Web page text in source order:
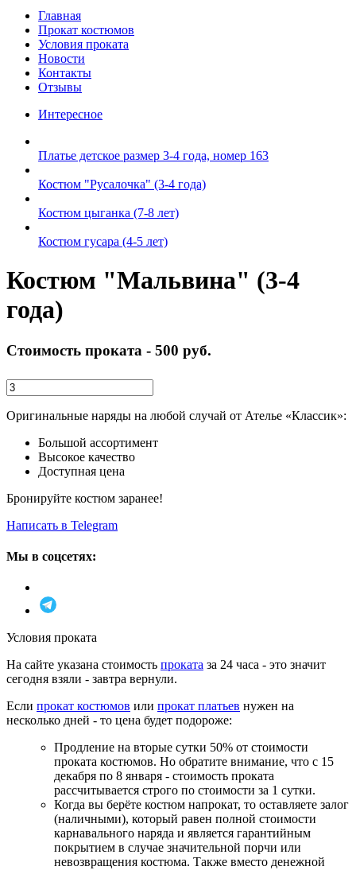
Главная
Прокат костюмов
Условия проката
Новости
Контакты
Отзывы
Интересное
Платье детское размер 3-4 года, номер 163
Костюм "Русалочка" (3-4 года)
Костюм цыганка (7-8 лет)
Костюм гусара (4-5 лет)
Костюм "Мальвина" (3-4
года)
Стоимость проката - 500 руб.
Оригинальные наряды на любой случай от Ателье «Классик»:
Большой ассортимент
Высокое качество
Доступная цена
Бронируйте костюм заранее!
Написать в Telegram
Мы в соцсетях:
Условия проката
На сайте указана стоимость проката за 24 часа - это значит
сегодня взяли - завтра вернули.
Если прокат костюмов или прокат платьев нужен на
несколько дней - то цена будет подороже:
Продление на вторые сутки 50% от стоимости
проката костюмов. Но обратите внимание, что с 15
декабря по 8 января - стоимость проката
рассчитывается строго по стоимости за 1 сутки.
Когда вы берёте костюм напрокат, то оставляете залог
(наличными), который равен полной стоимости
карнавального наряда и является гарантийным
покрытием в случае значительной порчи или
невозвращения костюма. Также вместо денежной